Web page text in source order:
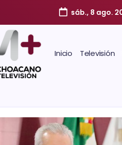
sáb., 8 ago.
Inicio Televisión